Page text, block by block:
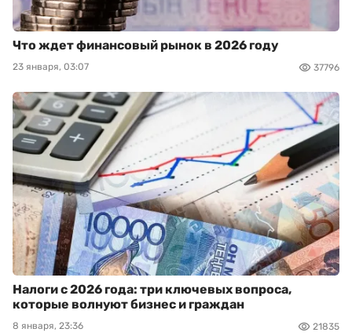
Что ждет финансовый рынок в 2026 году
23 января, 03:07 37796
Налоги с 2026 года: три ключевых вопроса,
которые волнуют бизнес и граждан
8 января, 23:36 21835